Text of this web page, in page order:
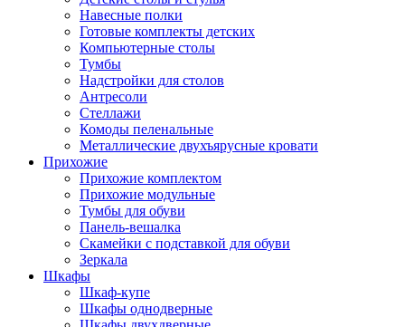
Навесные полки
Готовые комплекты детских
Компьютерные столы
Тумбы
Надстройки для столов
Антресоли
Стеллажи
Комоды пеленальные
Металлические двухъярусные кровати
Прихожие
Прихожие комплектом
Прихожие модульные
Тумбы для обуви
Панель-вешалка
Скамейки с подставкой для обуви
Зеркала
Шкафы
Шкаф-купе
Шкафы однодверные